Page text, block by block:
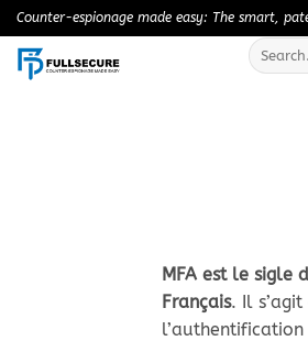
Skip
to
content
Counter-espionage made easy: The smart,
Search
for:
MFA est le sigle
Français. Il